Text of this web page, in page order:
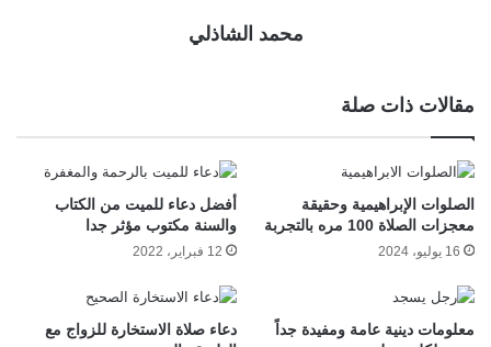
محمد الشاذلي
مقالات ذات صلة
الصلوات الإبراهيمية وحقيقة
معجزات الصلاة 100 مره بالتجربة
16 يوليو، 2024
أفضل دعاء للميت من الكتاب
والسنة مكتوب مؤثر جدا
12 فبراير، 2022
معلومات دينية عامة ومفيدة جداً
دعاء صلاة الاستخارة للزواج مع